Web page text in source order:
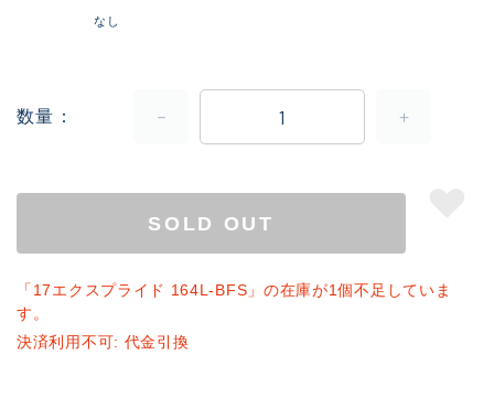
なし
数量
SOLD OUT
「17エクスプライド 164L-BFS」の在庫が1個不足していま
す。
決済利用不可: 代金引換